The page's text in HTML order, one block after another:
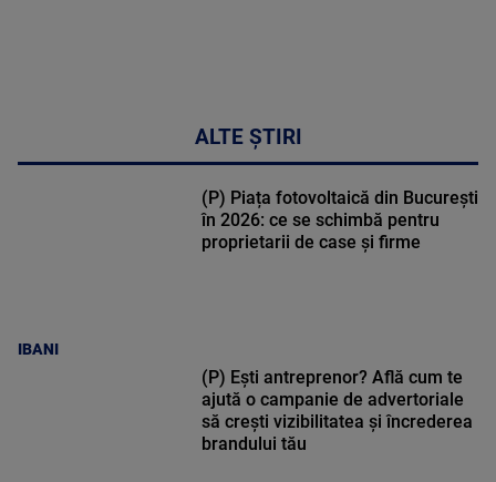
ALTE ȘTIRI
IBANI
(P) Piața fotovoltaică din București
în 2026: ce se schimbă pentru
proprietarii de case și firme
(P) Ești antreprenor? Află cum te
ajută o campanie de advertoriale
să crești vizibilitatea și încrederea
brandului tău